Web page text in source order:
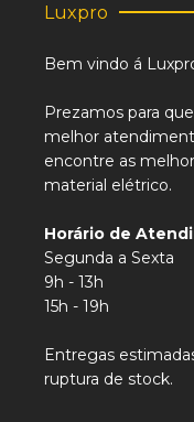
Luxpro
Bem vindo á
Prezamos para
melhor
encontre as
material elétrico.
Horário de
Segunda a Sexta
9h - 13h
15h - 19h
Entregas
ruptura de stock.